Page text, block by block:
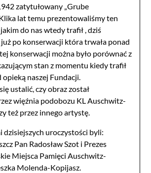
zatytułowany „Grube
lat temu prezentowaliśmy ten
do nas wtedy trafił , dziś
po konserwacji która trwała ponad
konserwacji można było porównać z
stan z momentu kiedy trafił
naszej Fundacji.
ustalić, czy obraz został
więźnia podobozu KL Auschwitz-
też przez innego artystę.
dzisiejszych uroczystości byli:
Pan Radosław Szot i Prezes
Miejsca Pamięci Auschwitz-
Molenda-Kopijasz.